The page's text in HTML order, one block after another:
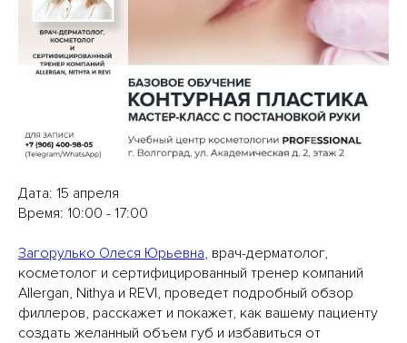
Дата: 15 апреля
Время: 10:00 - 17:00
Загорулько Олеся Юрьевна, врач-дерматолог,
косметолог и сертифицированный тренер компаний
Allergan, Nithya и REVI, проведет подробный обзор
филлеров, расскажет и покажет, как вашему пациенту
создать желанный объем губ и избавиться от